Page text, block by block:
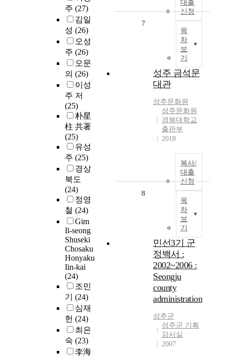
주 (27)
김일
성 (26)
오성
주 (26)
오문
의 (26)
이성
주 저
(25)
朴星
柱 共著
(25)
유성
주 (25)
경상
북도
(24)
정영
철 (24)
Gim
Il-seong
Shuseki
Chosaku
Honyaku
Iin-kai
(24)
조민
기 (24)
심재
헌 (24)
최은
숙 (23)
李海
대출
신청
목
차
보
기
7
성주 금석문
대관
성주문화원
성주문화원
경북대학교
출판부
2018
복사/
대출
신청
목
차
보
기
8
민선3기 군
정백서 :
2002~2006 :
Seongju
county
administration
성주군
성주군 기획
감사실
2007